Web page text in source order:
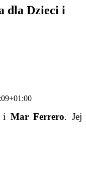
dla Dzieci i
i Mar Ferrero. Jej